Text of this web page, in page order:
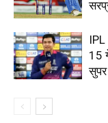
15